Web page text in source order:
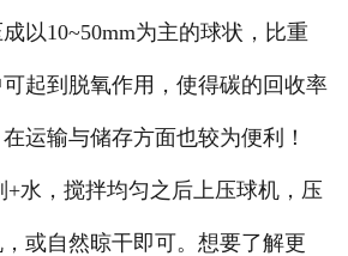
以10~50mm为主的球状，比重
起到脱氧作用，使得碳的回收率
运输与储存方面也较为便利！
，搅拌均匀之后上压球机，压
或自然晾干即可。想要了解更